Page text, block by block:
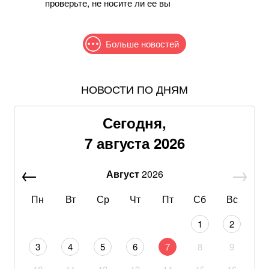
Больше новостей
Самый полезный десерт для сердца, который легко
В Офисе президента рассказали, рассматривают ли
возвращение Федорова в Минобороны
Американская модель Алекса Коллинз порадовала
МИД Украины: Безнаказанность России в 2008-м
разрушила европейскую систему безопасности
Драпатый сформировал команду: Безуглая
НОВОСТИ ПО ДНЯМ
Сегодня,
7 августа 2026
Август2026
Пн
Вт Ср Чт Пт Сб Вс
1
2
3
4 5 6 7 8
9